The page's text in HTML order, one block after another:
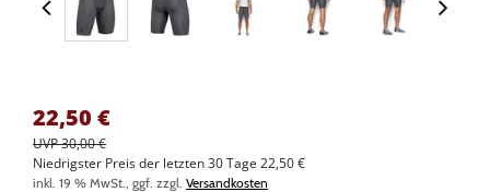
22,50 €
UVP 30,00 €
Niedrigster Preis der letzten 30 Tage 22,50 €
inkl. 19 % MwSt., ggf. zzgl. Versandkosten